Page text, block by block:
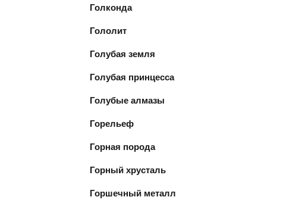
Голконда
Гололит
Голубая земля
Голубая принцесса
Голубые алмазы
Горельеф
Горная порода
Горный хрусталь
Горшечный металл